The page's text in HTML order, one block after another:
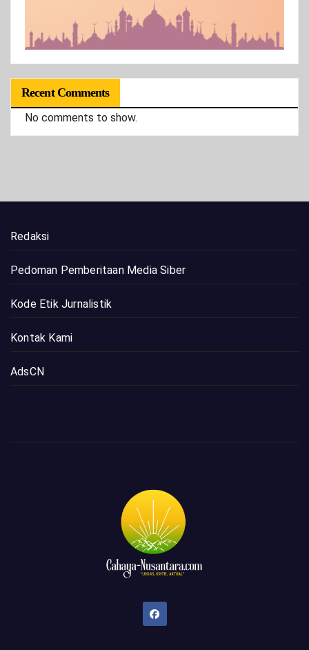
Recent Comments
No comments to show.
Redaksi
Pedoman Pemberitaan Media Siber
Kode Etik Jurnalistik
Kontak Kami
AdsCN